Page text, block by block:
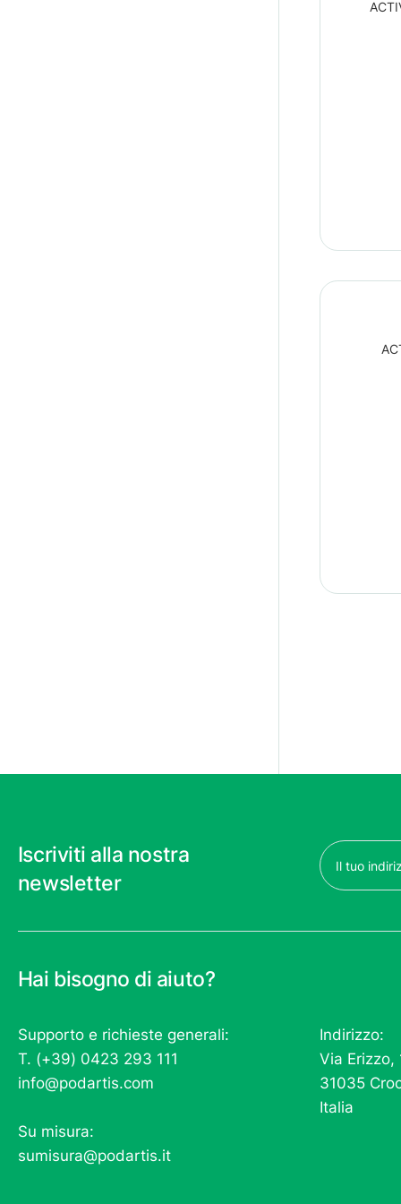
Iscriviti alla nostra
newsletter
Email
(Obbligatorio)
Hai bisogno di aiuto?
Supporto e richieste generali:
T. (+39) 0423 293 111
info@podartis.com
Su misura:
sumisura@podartis.it
Indirizzo:
Via Erizzo,
31035
Italia